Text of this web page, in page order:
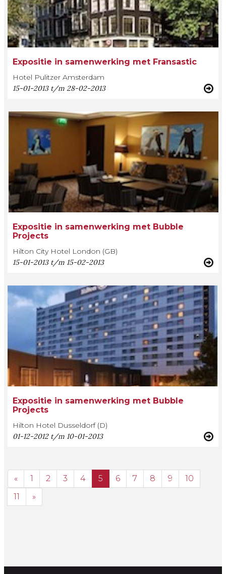
Expositie in samenwerking met Fransastic
Hotel Pulitzer Amsterdam
15-01-2013 t/m 28-02-2013
Expositie in samenwerking met Bubble
Projects
Hilton City Hotel London (GB)
15-01-2013 t/m 15-02-2013
Expositie in samenwerking met Bubble
Projects
Hilton Hotel Dusseldorf (D)
01-12-2012 t/m 10-01-2013
« 1 2 3 4 5 6 7 8 9
10
11
»